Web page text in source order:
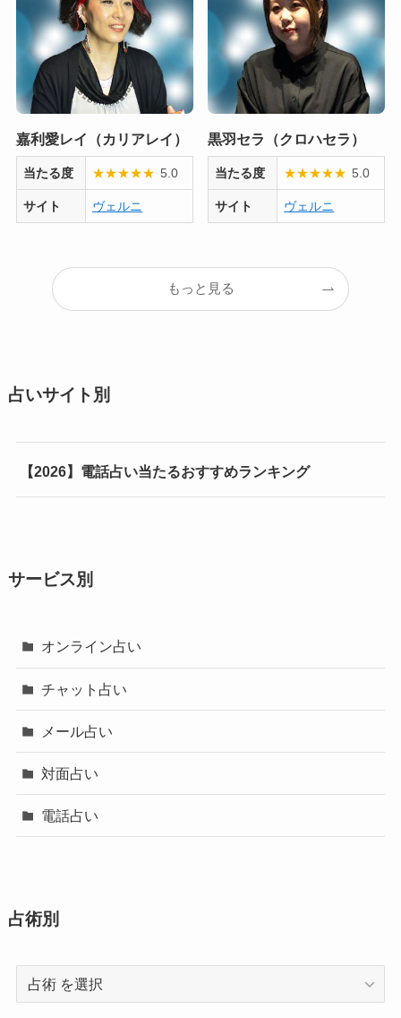
嘉利愛レイ（カリアレイ）
当たる度 ★★★★★ 5.0
サイト ヴェルニ
黒羽セラ（クロハセラ）
当たる度 ★★★★★ 5.0
サイト ヴェルニ
もっと見る
占いサイト別
【2026】電話占い当たるおすすめランキング
サービス別
オンライン占い
チャット占い
メール占い
対面占い
電話占い
占術別
術